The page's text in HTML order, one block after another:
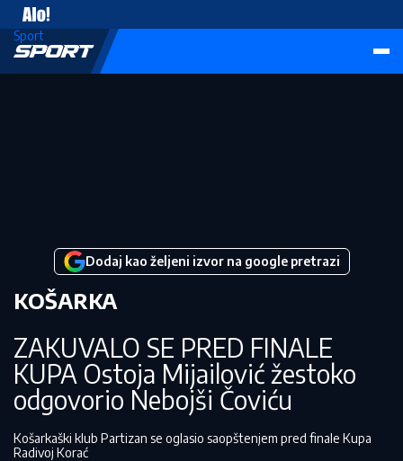
Vesti
Sport
Dodaj kao željeni izvor na google pretrazi
KOŠARKA
ZAKUVALO SE PRED FINALE
KUPA Ostoja Mijailović žestoko
odgovorio Nebojši Čoviću
Košarkaški klub Partizan se oglasio saopštenjem pred finale Kupa
Radivoj Korać